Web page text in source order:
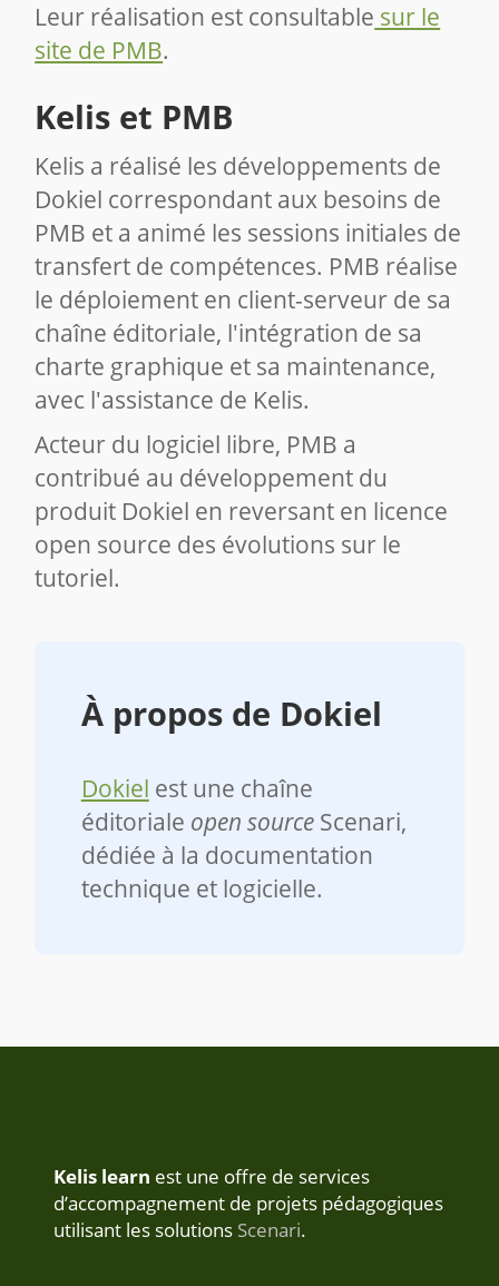
Leur réalisation est consultable sur le
site de PMB.
Kelis et PMB
Kelis a réalisé les développements de
Dokiel correspondant aux besoins de
PMB et a animé les sessions initiales de
transfert de compétences. PMB réalise
le déploiement en client-serveur de sa
chaîne éditoriale, l'intégration de sa
charte graphique et sa maintenance,
avec l'assistance de Kelis.
Acteur du logiciel libre, PMB a
contribué au développement du
produit Dokiel en reversant en licence
open source des évolutions sur le
tutoriel.
À propos de Dokiel
Dokiel est une chaîne
éditoriale open sourceScenari,
dédiée à la documentation
technique et logicielle.
Kelis learn est une offre de services
d’accompagnement de projets pédagogiques
utilisant les solutions Scenari.